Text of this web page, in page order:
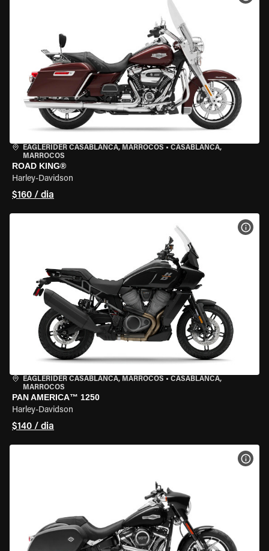
EAGLERIDER CASABLANCA, MARROCOS • CASABLANCA,
MARROCOS
ROAD KING®
Harley-Davidson
$160 / dia
EAGLERIDER CASABLANCA, MARROCOS • CASABLANCA,
MARROCOS
PAN AMERICA™ 1250
Harley-Davidson
$140 / dia
VER
VER